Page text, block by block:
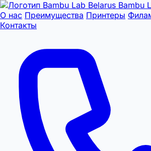
Bambu
О нас Преимущества Принтеры
Контакты